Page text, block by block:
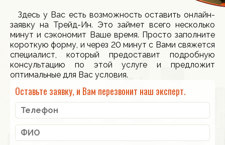
Здесь у Вас есть возможность оставить онлайн-
заявку на Трейд-Ин. Это займет всего несколько
минут и сэкономит Ваше время. Просто заполните
короткую форму, и через 20 минут с Вами свяжется
специалист, который предоставит подробную
консультацию по этой услуге и предложит
оптимальные для Вас условия.
Оставьте заявку, и Вам перезвонит наш эксперт.